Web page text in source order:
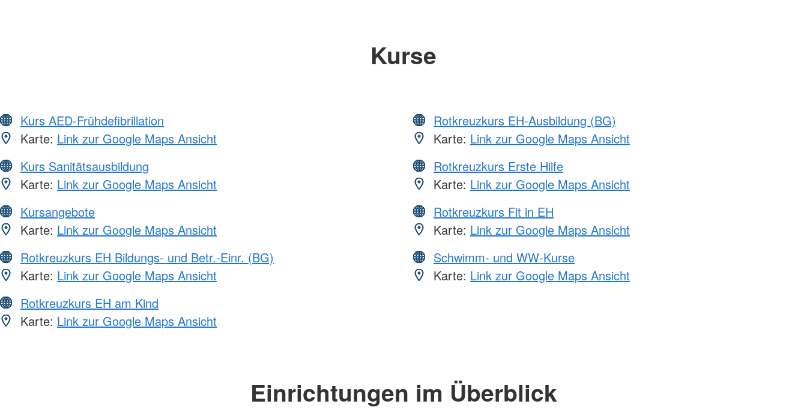
Kurse
Kurs AED-Frühdefibrillation
Karte: Link zur Google Maps Ansicht
Kurs Sanitätsausbildung
Karte: Link zur Google Maps Ansicht
Kursangebote
Karte: Link zur Google Maps Ansicht
Rotkreuzkurs EH Bildungs- und Betr.-Einr. (BG)
Karte: Link zur Google Maps Ansicht
Rotkreuzkurs EH am Kind
Karte: Link zur Google Maps Ansicht
Rotkreuzkurs EH-Ausbildung (BG)
Karte: Link zur Google Maps Ansicht
Rotkreuzkurs Erste Hilfe
Karte: Link zur Google Maps Ansicht
Rotkreuzkurs Fit in EH
Karte: Link zur Google Maps Ansicht
Schwimm- und WW-Kurse
Karte: Link zur Google Maps Ansicht
Einrichtungen im Überblick